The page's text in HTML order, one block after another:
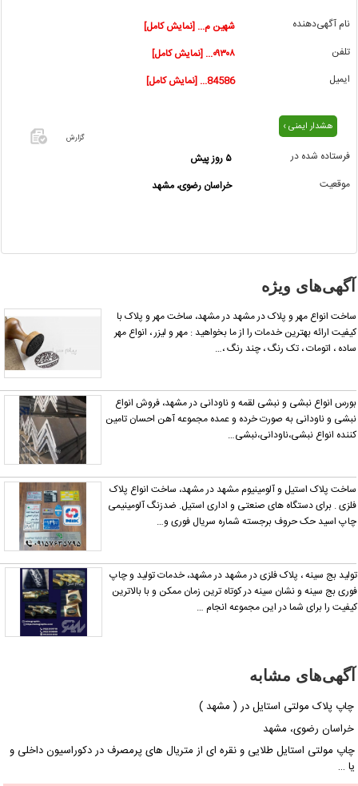
نام آگهی‌دهنده
شهین م... [نمایش کامل]
تلفن
۰۹۳۰۸... [نمایش کامل]
ایمیل
84586... [نمایش کامل]
هشدار ایمنی ›
گزارش
گزارش
فرستاده شده در
۵ روز پیش
موقعیت
خراسان رضوی، مشهد
آگهی‌های ویژه
ساخت انواع مهر و پلاک در مشهد در مشهد، ساخت مهر و پلاک با
کیفیت ارائه بهترین خدمات را از ما بخواهید : مهر و لیزر ، انواع مهر
ساده ، اتومات ، تک رنگ ، چند رنگ ،…
بورس انواع نبشی و نبشی لقمه و ناودانی در مشهد، فروش انواع
نبشی و ناودانی به صورت خرده و عمده مجموعه آهن احسان تامین
کننده انواع نبشی،ناودانی،نبشی…
ساخت پلاک استیل و آلومینیوم مشهد در مشهد، ساخت انواع پلاک
فلزی . برای دستگاه های صنعتی و اداری استیل. ضدزنگ آلومینیمی
چاپ اسید حک حروف برجسته شماره سریال فوری و…
بج سینه ، پلاک فلزی در مشهد در مشهد، خدمات تولید و چاپ
بج سینه و نشان سینه در کوتاه ترین زمان ممکن و با بالاترین
را برای شما در این مجموعه انجام …
آگهی‌های مشابه
چاپ پلاک مولتی استایل در ( مشهد )
خراسان رضوی، مشهد
چاپ مولتی استایل طلایی و نقره ای از متریال های پرمصرف در دکوراسیون داخلی و
یا …